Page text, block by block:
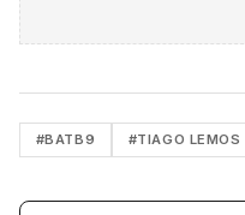
#BATB9 #TIAGO LEMOS